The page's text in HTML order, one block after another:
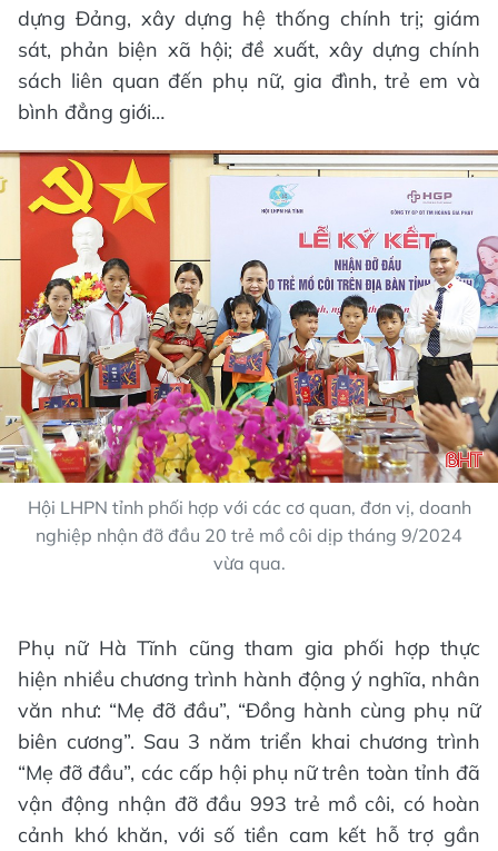
dựng Đảng, xây dựng hệ thống chính trị; giám
sát, phản biện xã hội; đề xuất, xây dựng chính
sách liên quan đến phụ nữ, gia đình, trẻ em và
bình đẳng giới…
Hội LHPN tỉnh phối hợp với các cơ quan, đơn vị, doanh
nghiệp nhận đỡ đầu 20 trẻ mồ côi dịp tháng 9/2024
vừa qua.
Phụ nữ Hà Tĩnh cũng tham gia phối hợp thực
hiện nhiều chương trình hành động ý nghĩa, nhân
văn như: “Mẹ đỡ đầu”, “Đồng hành cùng phụ nữ
biên cương”. Sau 3 năm triển khai chương trình
“Mẹ đỡ đầu”, các cấp hội phụ nữ trên toàn tỉnh đã
vận động nhận đỡ đầu 993 trẻ mồ côi, có hoàn
cảnh khó khăn, với số tiền cam kết hỗ trợ gần